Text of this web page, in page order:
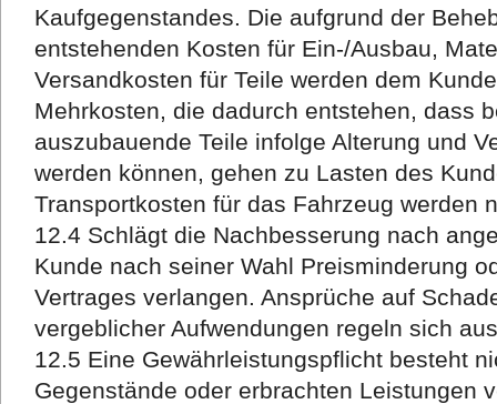
Kaufgegenstandes. Die aufgrund der
entstehenden Kosten für Ein-/Ausbau,
Versandkosten für Teile werden dem
Mehrkosten, die dadurch entstehen, dass
auszubauende Teile infolge Alterung und
werden können, gehen zu Lasten des
Transportkosten für das Fahrzeug werden
12.4 Schlägt die Nachbesserung nach
Kunde nach seiner Wahl Preisminderung
Vertrages verlangen. Ansprüche auf
vergeblicher Aufwendungen regeln sich
12.5 Eine Gewährleistungspflicht besteht
Gegenstände oder erbrachten Leistungen